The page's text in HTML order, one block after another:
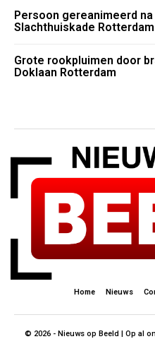
Persoon gereanimeerd
Slachthuiskade Rotterdam
Grote rookpluimen door
Doklaan Rotterdam
Home Nieuws
© 2026 - Nieuws op Beeld | Op al